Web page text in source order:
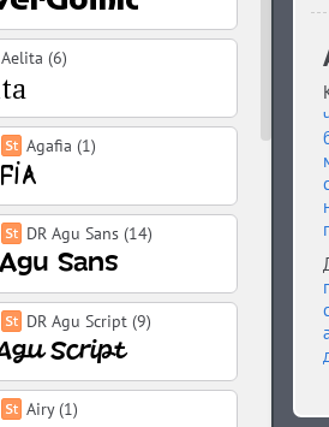
Aelita (6)
Agafia (1)
DR Agu Sans (14)
DR Agu Script (9)
Airy (1)